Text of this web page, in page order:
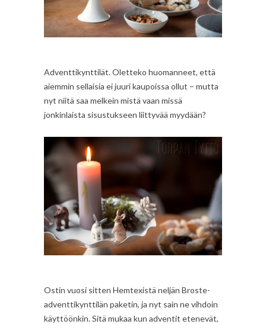
Adventtikynttilät. Oletteko huomanneet, että
aiemmin sellaisia ei juuri kaupoissa ollut – mutta
nyt niitä saa melkein mistä vaan missä
jonkinlaista sisustukseen liittyvää myydään?
Ostin vuosi sitten Hemtexistä neljän Broste-
adventtikynttilän paketin, ja nyt sain ne vihdoin
käyttöönkin. Sitä mukaa kun adventit etenevät,